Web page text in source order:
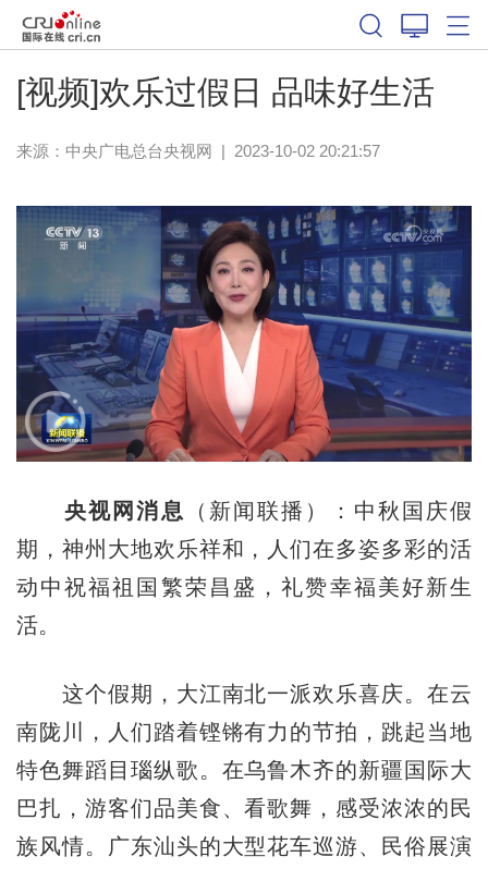
[视频]欢乐过假日 品味好生活
来源： 中央广电总台央视网 | 2023-10-02 20:21:57
央视网消息
（新闻联播）：中秋国庆假
期，神州大地欢乐祥和，人们在多姿多彩的活
动中祝福祖国繁荣昌盛，礼赞幸福美好新生
活。
这个假期，大江南北一派欢乐喜庆。在云
南陇川，人们踏着铿锵有力的节拍，跳起当地
特色舞蹈目瑙纵歌。在乌鲁木齐的新疆国际大
巴扎，游客们品美食、看歌舞，感受浓浓的民
族风情。广东汕头的大型花车巡游、民俗展演